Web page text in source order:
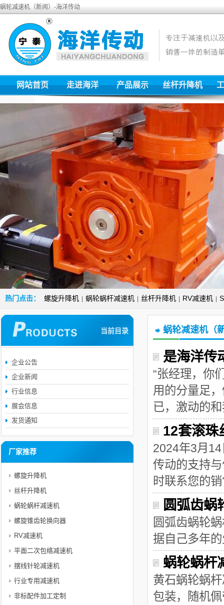
蜗轮减速机（新闻）-海洋传动
网站首页 走进海洋 产品展示 丝杆升降机
热门点击： 螺旋升降机 蜗轮蜗杆减速机 丝杆升降机 RV减速机
蜗轮减速机（
是海洋传
“张经理，你
用的分量足
已，激动的
12套滚珠
2024年3月
传动的支持
时联系您的
圆弧齿蜗
圆弧齿蜗轮
据自己多年
蜗轮蜗杆
黄石蜗轮蜗
包装，随机
当前目录
企业公告
企业新闻
行业信息
展会信息
发货通知
厂家推荐
螺旋升降机
丝杆升降机
蜗轮蜗杆减速机
螺旋锥齿轮换向器
RV减速机
平面二次包络减速机
摆线针轮减速机
行业专用减速机
非标配件加工定制